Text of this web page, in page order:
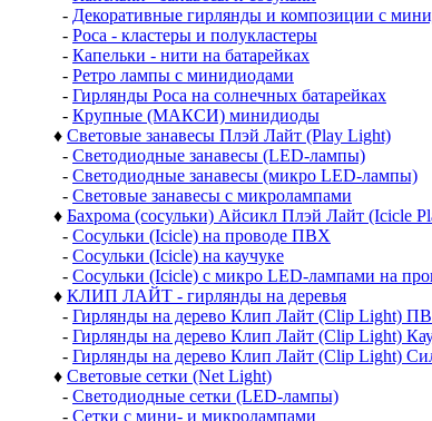
- Декоративные гирлянды и композиции с
- Роса - кластеры и полукластеры
- Капельки - нити на батарейках
- Ретро лампы с минидиодами
- Гирлянды Роса на солнечных батарейках
- Крупные (МАКСИ) минидиоды
♦ Световые занавесы Плэй Лайт (Play Light)
- Светодиодные занавесы (LED-лампы)
- Светодиодные занавесы (микро LED-лампы)
- Световые занавесы с микролампами
♦ Бахрома (сосульки) Айсикл Плэй Лайт (Icicle
- Сосульки (Icicle) на проводе ПВХ
- Сосульки (Icicle) на каучуке
- Сосульки (Icicle) с микро LED-лампами на
♦ КЛИП ЛАЙТ - гирлянды на деревья
- Гирлянды на дерево Клип Лайт (Clip Light)
- Гирлянды на дерево Клип Лайт (Clip Light)
- Гирлянды на дерево Клип Лайт (Clip Light)
♦ Световые сетки (Net Light)
- Светодиодные сетки (LED-лампы)
- Сетки с мини- и микролампами